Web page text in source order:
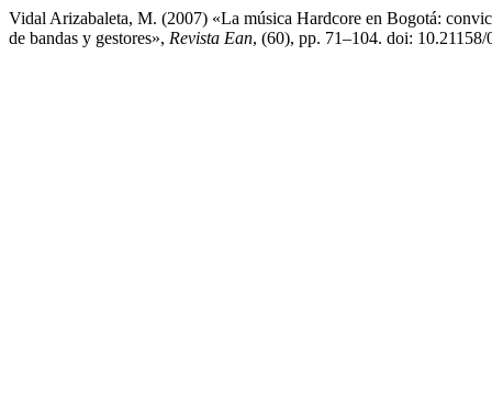
Vidal Arizabaleta, M. (2007) «La música Hardcore en Bogotá:
de bandas y gestores», Revista Ean, (60), pp. 71–104. doi: